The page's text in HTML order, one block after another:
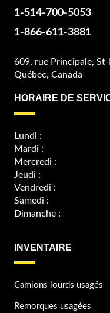
1-514-700-5053
1-866-611-3881
609, rue Principale,
Québec, Canada
HORAIRE DE
Lundi :
Mardi :
Mercredi :
Jeudi :
Vendredi :
Samedi :
Dimanche :
INVENTAIRE
Camions lourds usagés
Remorques usagées